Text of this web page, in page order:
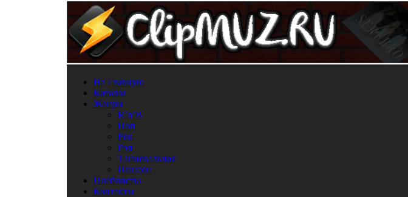
На Главную
Каталог
Жанры
R’n’B
Поп
Рок
Рэп
Танцевальная
Шансон
Плейлисты
Контакты